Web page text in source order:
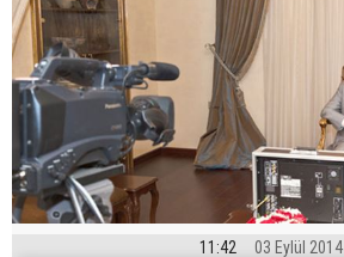
11:42 03 Eylül 2014